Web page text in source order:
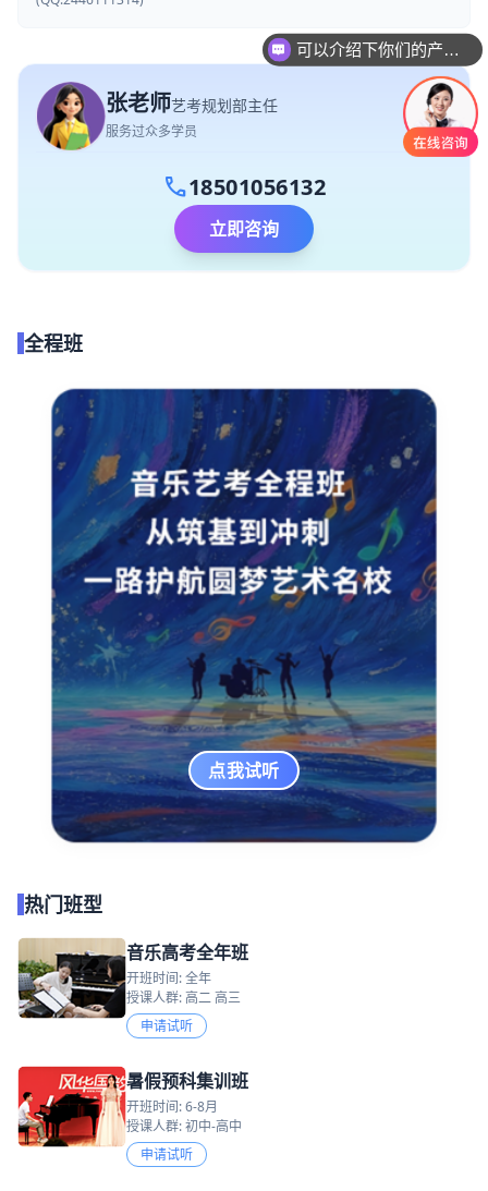
张老师艺考规划部主任
服务过众多学员
call18501056132
立即咨询
全程班
点我试听
热门班型
音乐高考全年班
开班时间: 全年
授课人群: 高二 高三
申请试听
暑假预科集训班
开班时间: 6-8月
授课人群: 初中-高中
申请试听
你们是怎么收费的呢